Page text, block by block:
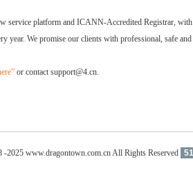
service platform and ICANN-Accredited Registrar,
year. We promise our clients with professional, safe
or contact support@4.cn.
2025 www.dragontown.com.cn All Rights Reserved